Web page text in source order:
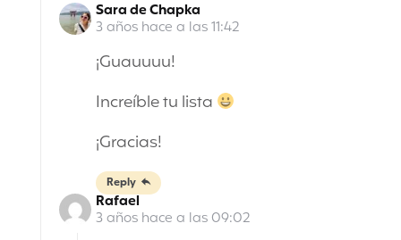
Sara de Chapka
3 años hace a las 11:42
¡Guauuuu!
Increíble tu lista
¡Gracias!
Reply
Rafael
3 años hace a las 09:02